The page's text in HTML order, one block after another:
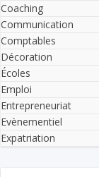
Coaching
Communication
Comptables
Décoration
Écoles
Emploi
Entrepreneuriat
Evènementiel
Expatriation